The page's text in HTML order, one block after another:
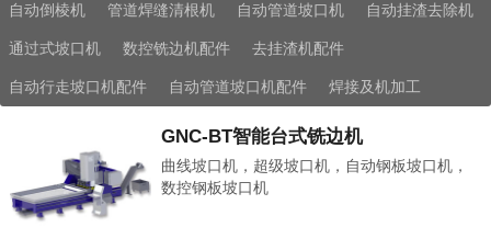
自动倒棱机 管道焊缝清根机 自动管道坡口机 自动挂渣去除机
通过式坡口机 数控铣边机配件 去挂渣机配件
自动行走坡口机配件 自动管道坡口机配件 焊接及机加工
GNC-BT智能台式铣边机
曲线坡口机，超级坡口机，自动钢板坡口机，
数控钢板坡口机